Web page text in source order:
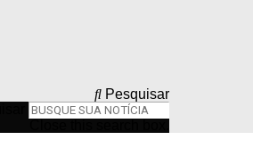
Pesquisar